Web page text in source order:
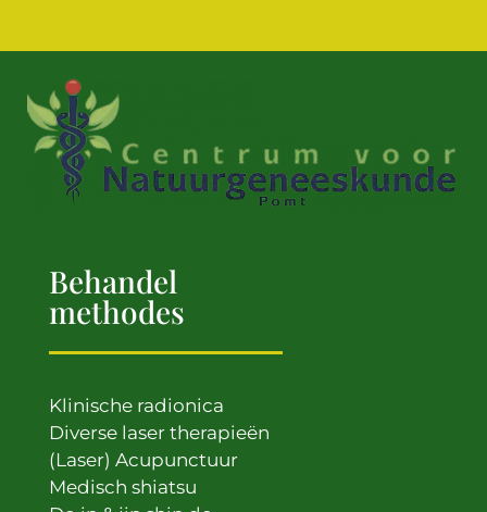
Behandel
methodes
Klinische radionica
Diverse laser therapieën
(Laser) Acupunctuur
Medisch shiatsu